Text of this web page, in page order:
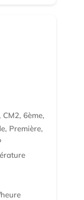
CM2, 6ème,
Première,